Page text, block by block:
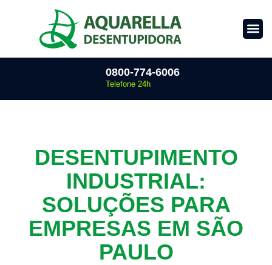
0800-774-6006
Telefone 24h
DESENTUPIMENTO
INDUSTRIAL:
SOLUÇÕES PARA
EMPRESAS EM SÃO
PAULO